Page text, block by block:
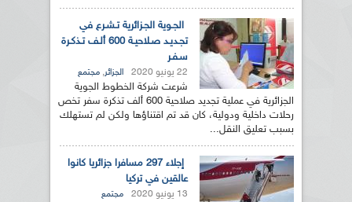
الجـوية الجـزائرية تـشـرع في
تجـديـد صـلاحيـة 600 ألـف تـذكـرة
سـفـر
22 يونيو 2020 الجزائر, مجتمع
شرعت شركة الخطوط الجوية
الجزائرية في عملية تجديد صلاحية 600 ألف تذكرة سفر تخص
رحلات داخلية ودولية، كان قد تم اقتناؤها ولكن لم تستهلك
بسبب تعليق النقل...
إجلاء 297 مسافرا جزائريا كانوا
عالقين في تركيا
13 يونيو 2020 مجتمع